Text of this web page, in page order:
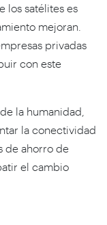
los satélites es
mejoran.
privadas
con este
la humanidad,
la conectividad
de ahorro de
el cambio